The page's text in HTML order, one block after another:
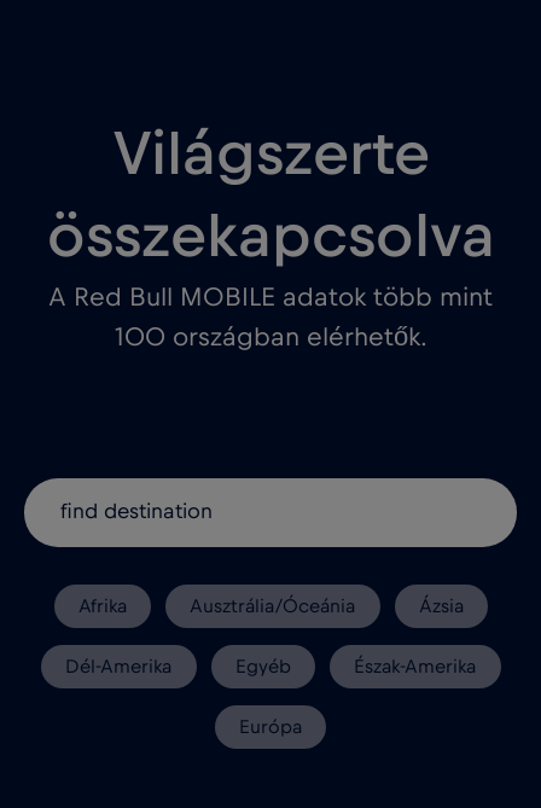
Világszerte
összekapcsolva
A Red Bull MOBILE adatok több mint
100 országban elérhetők.
Afrika Ausztrália/Óceánia Ázsia
Dél-Amerika Egyéb Észak-Amerika
Európa